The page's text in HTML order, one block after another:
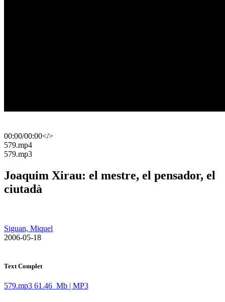
00:00/00:00</>
​579.mp4
​579.mp3
Joaquim Xirau: el mestre, el pensador, el
ciutadà
Siguan, Miquel
​ 2006-05-18
Text Complet
579.mp3 61.46 Mb | MP3